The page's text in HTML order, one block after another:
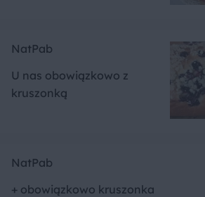
NatPab
U nas obowiązkowo z
kruszonką
NatPab
+ obowiązkowo kruszonka